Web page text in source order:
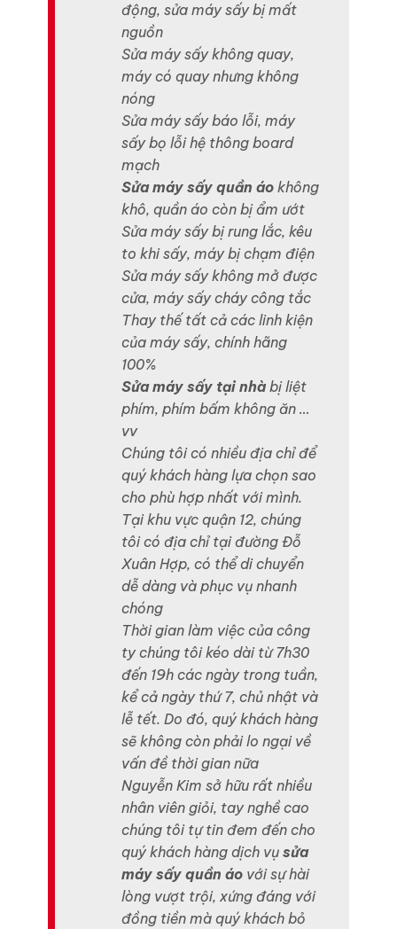
động, sửa máy sấy bị mất
nguồn
Sửa máy sấy không quay,
máy có quay nhưng không
nóng
Sửa máy sấy báo lỗi, máy
sấy bọ lỗi hệ thông board
mạch
Sửa máy sấy quần áo không
khô, quần áo còn bị ẩm ướt
Sửa máy sấy bị rung lắc, kêu
to khi sấy, máy bị chạm điện
Sửa máy sấy không mở được
cửa, máy sấy cháy công tắc
Thay thế tất cả các linh kiện
của máy sấy, chính hãng
100%
Sửa máy sấy tại nhàbị liệt
phím, phím bấm không ăn …
vv
Chúng tôi có nhiều địa chỉ để
quý khách hàng lựa chọn sao
cho phù hợp nhất với mình.
Tại khu vực quận 12, chúng
tôi có địa chỉ tại đường Đỗ
Xuân Hợp, có thể di chuyển
dễ dàng và phục vụ nhanh
chóng
Thời gian làm việc của công
ty chúng tôi kéo dài từ 7h30
đến 19h các ngày trong tuần,
kể cả ngày thứ 7, chủ nhật và
lễ tết. Do đó, quý khách hàng
sẽ không còn phải lo ngại về
vấn đề thời gian nữa
Nguyễn Kim sở hữu rất nhiều
nhân viên giỏi, tay nghề cao
chúng tôi tự tin đem đến cho
quý khách hàng dịch vụsửa
máy sấy quần áo với sự hài
lòng vượt trội, xứng đáng với
đồng tiền mà quý khách bỏ